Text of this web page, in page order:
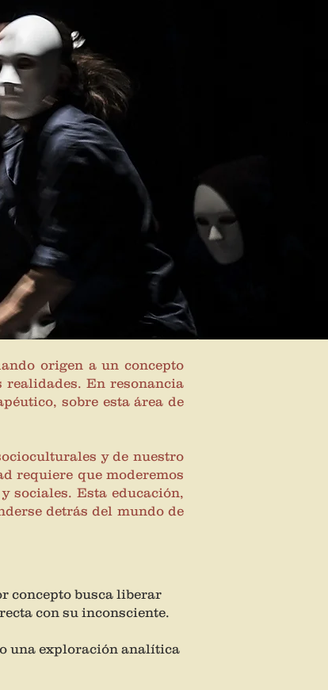
origen a un concepto
realidades. En resonancia
sobre esta área de
y de nuestro
requiere que moderemos
sociales. Esta educación,
detrás del mundo de
concepto busca liberar
con su inconsciente.
una exploración analítica